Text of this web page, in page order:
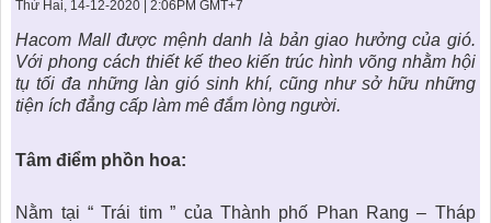
THÀNH ĐÔNG VỚI XÃ HÔI
BẮC
THƯ VIỆN PHÁP LUẬT
LIÊN HỆ & GIẢI ĐÁP
KIẾN TRÚC & PHONG THUỶ
TIN TỨC CÔNG TY
TIN TỨC TỔNG HỢP
Thứ Hai, 14-12-2020 | 2:06PM GMT+7
Hacom Mallđược mệnh danh là bản giao hưởng của gió.
Với phong cách thiết kế theo kiến trúc hình võng nhằm hội
tụ tối đa những làn gió sinh khí, cũng như sở hữu những
tiện ích đẳng cấp làm mê đắm lòng người.
Tâm điểm phồn hoa:
Nằm tại “ Trái tim ” của Thành phố Phan Rang – Tháp